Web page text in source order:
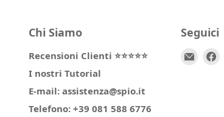
Chi Siamo
Recensioni Clienti ⭐⭐⭐⭐⭐
I nostri Tutorial
E-mail: assistenza@spio.it
Telefono: +39 081 588 6776
Seguici
Email